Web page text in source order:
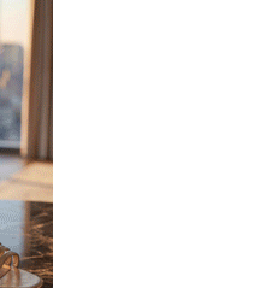
года выпуска,
тренду на
балеток и
и с тонкой подошвой).
присутствует еще и…